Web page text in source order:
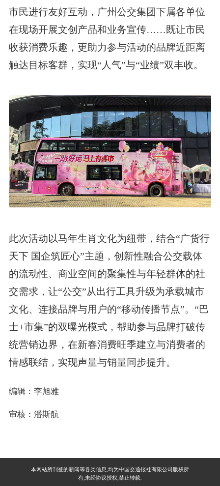
市民进行友好互动，广州公交集团下属各单位
在现场开展文创产品和业务宣传……既让市民
收获消费乐趣，更助力参与活动的品牌近距离
触达目标客群，实现“人气”与“业绩”双丰收。
此次活动以马年生肖文化为纽带，结合“广货行
天下 国企筑匠心”主题，创新性融合公交载体
的流动性、商业空间的聚集性与年轻群体的社
交需求，让“公交”从出行工具升级为承载城市
文化、连接品牌与用户的“移动传播节点”。“巴
士+市集”的双曝光模式，帮助参与品牌打破传
统营销边界，在新春消费旺季建立与消费者的
情感联结，实现声量与销量同步提升。
编辑：李旭雅
审核：潘斯航
本网站所刊登的新闻等各类信息,均为中国交通报社有限公司版权所
有,未经协议授权,禁止转载.